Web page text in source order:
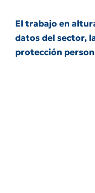
El trabajo en
datos del sector,
protección